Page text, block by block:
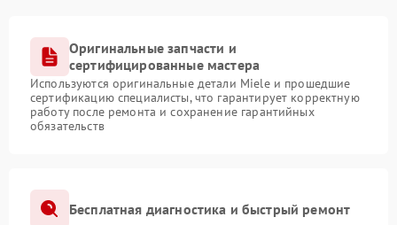
Оригинальные запчасти и
сертифицированные мастера
Используются оригинальные детали Miele и прошедшие
сертификацию специалисты, что гарантирует корректную
работу после ремонта и сохранение гарантийных
обязательств
Бесплатная диагностика и быстрый ремонт